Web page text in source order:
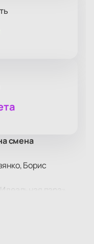
смена
Борис
пара»
Ленсовета